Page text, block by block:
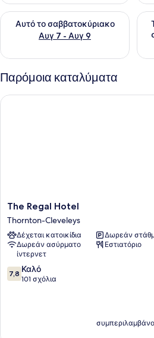
Αυτό το σαββατοκύριακο
Αυγ 7 - Αυγ 9
Έλεγχος διαθεσιμότητας για
Παρόμοια καταλύματα
The
Regal
Hotel
Thornton-
Cleveleys
The Regal Hotel
Thornton-Cleveleys
Δέχεται κατοικίδια
Δωρεάν
Δωρεάν ασύρματο
ίντερνετ
Εστιατόριο
7.8
στα
7,8 Καλό
101 σχόλια
The Regal Hotel